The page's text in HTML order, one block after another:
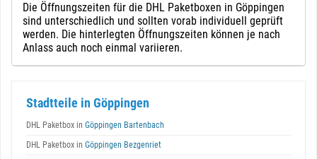
Die Öffnungszeiten für die DHL Paketboxen in Göppingen
sind unterschiedlich und sollten vorab individuell geprüft
werden. Die hinterlegten Öffnungszeiten können je nach
Anlass auch noch einmal variieren.
Stadtteile in Göppingen
DHL Paketbox in Göppingen Bartenbach
DHL Paketbox in Göppingen Bezgenriet